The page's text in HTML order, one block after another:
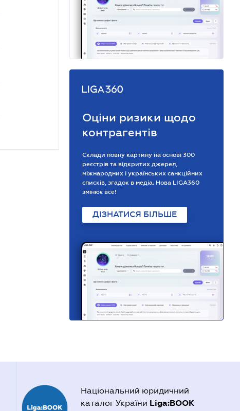
Оціни ризики щодо
контрагентів
Склади повну картину на основі 300
реєстрів та відкритих джерел,
міжнародних і українських санкційних
списків, згадок в медіа. Нова LIGA360
змінює все!
ДІЗНАТИСЯ БІЛЬШЕ
Національний юридичний
каталог України Liga:BOOK